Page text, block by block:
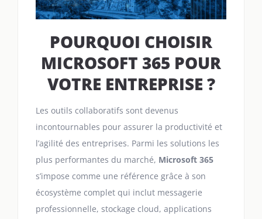
POURQUOI CHOISIR
MICROSOFT 365 POUR
VOTRE ENTREPRISE ?
Les outils collaboratifs sont devenus
incontournables pour assurer la productivité et
l’agilité des entreprises. Parmi les solutions les
plus performantes du marché, Microsoft 365
s’impose comme une référence grâce à son
écosystème complet qui inclut messagerie
professionnelle, stockage cloud, applications